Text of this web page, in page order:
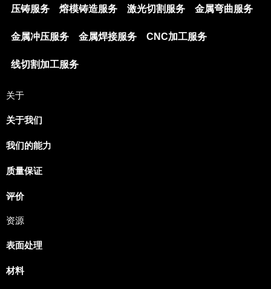
压铸服务 熔模铸造服务 激光切割服务 金属弯曲服务
金属冲压服务 金属焊接服务 CNC加工服务
线切割加工服务
关于
关于我们
我们的能力
质量保证
评价
资源
表面处理
材料